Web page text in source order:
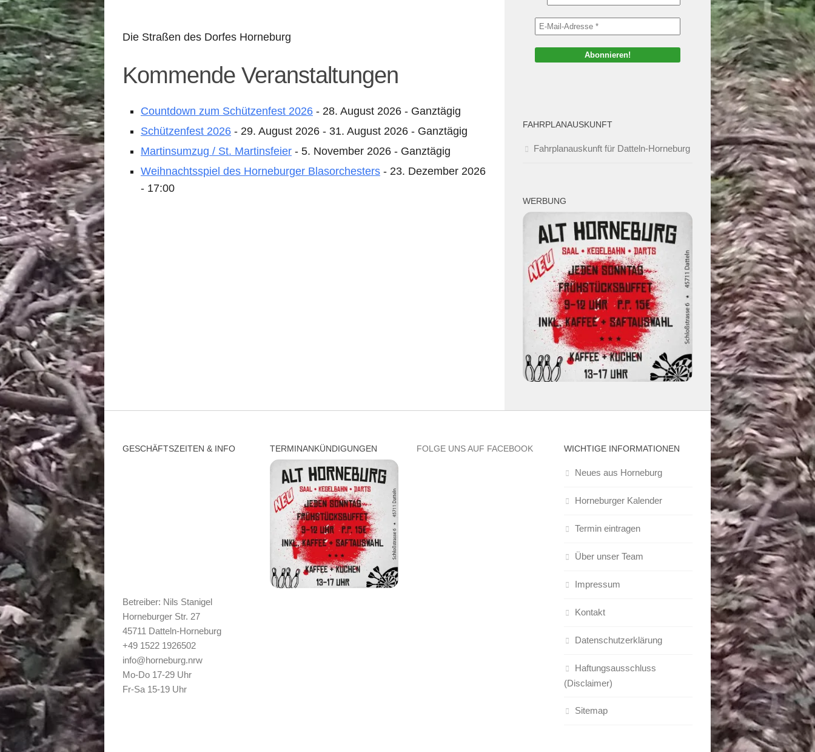
Die Straßen des Dorfes Horneburg
Kommende Veranstaltungen
Countdown zum Schützenfest 2026 - 28. August 2026 - Ganztägig
Schützenfest 2026 - 29. August 2026 - 31. August 2026 - Ganztägig
Martinsumzug / St. Martinsfeier - 5. November 2026 - Ganztägig
Weihnachtsspiel des Horneburger Blasorchesters - 23. Dezember 2026
- 17:00
FAHRPLANAUSKUNFT
Fahrplanauskunft für Datteln-Horneburg
WERBUNG
GESCHÄFTSZEITEN & INFO
Betreiber: Nils Stanigel
Horneburger Str. 27
45711 Datteln-Horneburg
+49 1522 1926502
info@horneburg.nrw
Mo-Do 17-29 Uhr
Fr-Sa 15-19 Uhr
TERMINANKÜNDIGUNGEN FOLGE UNS AUF FACEBOOK WICHTIGE INFORMATIONEN
Neues aus Horneburg
Horneburger Kalender
Termin eintragen
Über unser Team
Impressum
Kontakt
Datenschutzerklärung
Haftungsausschluss
(Disclaimer)
Sitemap